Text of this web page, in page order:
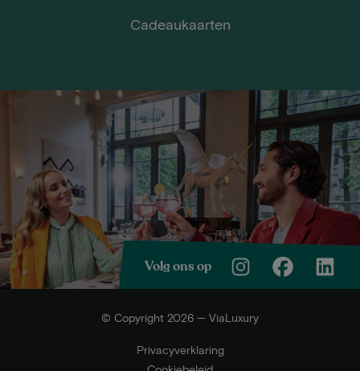
Cadeaukaarten
Volg ons op
© Copyright 2026 — ViaLuxury
Privacyverklaring